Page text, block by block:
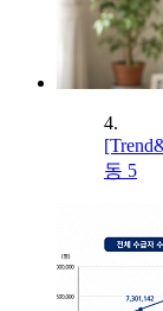
4.
동 5